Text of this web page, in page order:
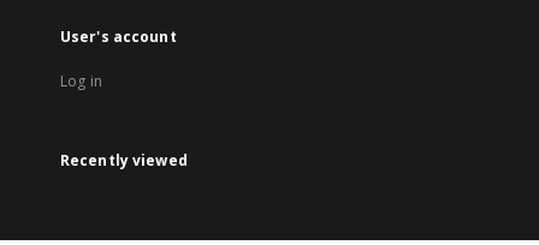
User's account
Log in
Recently viewed